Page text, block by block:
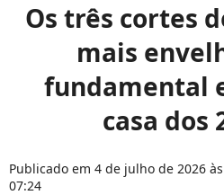
Os três cortes
mais
fundamental
casa dos
Publicado em 4 de julho de 2026 às
07:24